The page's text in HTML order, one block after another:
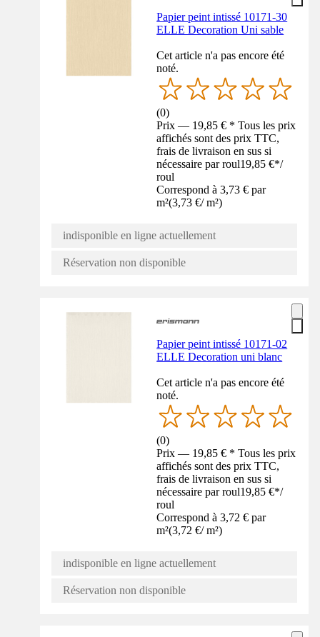
Papier peint intissé 10171-30
ELLE Decoration Uni sable
Cet article n'a pas encore été
noté.
(0)
Prix — 19,85 € * Tous les prix
affichés sont des prix TTC,
frais de livraison en sus si
nécessaire par roul19,85 €*/
roul
Correspond à 3,73 € par
m²(3,73 €/ m²)
indisponible en ligne actuellement
Réservation non disponible
Papier peint intissé 10171-02
ELLE Decoration uni blanc
Cet article n'a pas encore été
noté.
(0)
Prix — 19,85 € * Tous les prix
affichés sont des prix TTC,
frais de livraison en sus si
nécessaire par roul19,85 €*/
roul
Correspond à 3,72 € par
m²(3,72 €/ m²)
indisponible en ligne actuellement
Réservation non disponible